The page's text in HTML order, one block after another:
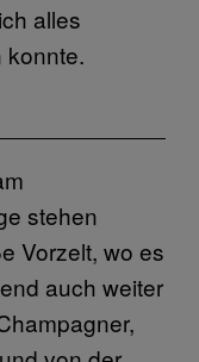
alles
konnte.
stehen
Vorzelt, wo es
auch weiter